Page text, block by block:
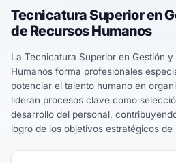
Tecnicatura Superior en
de Recursos Humanos
La Tecnicatura Superior en Gestión
Humanos forma profesionales
potenciar el talento humano en
lideran procesos clave como
desarrollo del personal,
logro de los objetivos estratégicos de